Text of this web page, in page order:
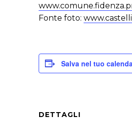
Fonte foto:
Salva nel tuo
DETTAGLI